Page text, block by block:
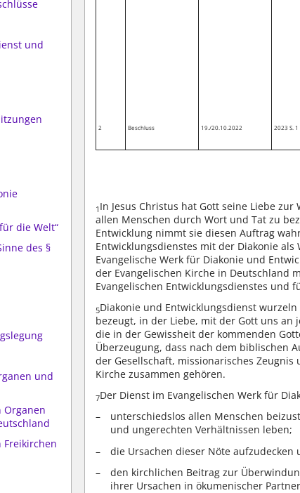
und
die Welt“
des §
und
Organen
Freikirchen
2 Beschluss 19./20.10.2022 2023 S. 1
1 In Jesus Christus hat Gott seine Liebe zur
allen Menschen durch Wort und Tat zu
Entwicklung nimmt sie diesen Auftrag
Entwicklungsdienstes mit der Diakonie
Evangelische Werk für Diakonie und
der Evangelischen Kirche in Deutschland
Evangelischen Entwicklungsdienstes und
5Diakonie und Entwicklungsdienst
bezeugt, in der Liebe, mit der Gott uns
die in der Gewissheit der kommenden
Überzeugung, dass nach dem biblischen
der Gesellschaft, missionarisches
Kirche zusammen gehören.
7Der Dienst im Evangelischen Werk für
unterschiedslos allen Menschen
und ungerechten Verhältnissen leben;
die Ursachen dieser Nöte
den kirchlichen Beitrag zur
ihrer Ursachen in ökumenischer